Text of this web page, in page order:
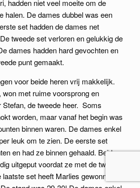
hadden niet veel moeite om de
halen. De dames dubbel was een
set hadden de dames net
tweede set verloren en gelukkig de
dames hadden hard gevochten en
punt gemaakt.
voor beide heren vrij makkelijk.
won met ruime voorsprong en
Stefan, de tweede heer. Soms
worden, maar vanaf het begin was
binnen waren. De dames enkel
leuk om te zien. De eerste set
en had ze binnen gehaald. Beide
uitgeput voordat ze met de tweede
set heeft Marlies gewonnen